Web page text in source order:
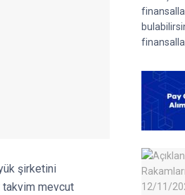
şirketini
takvim mevcut